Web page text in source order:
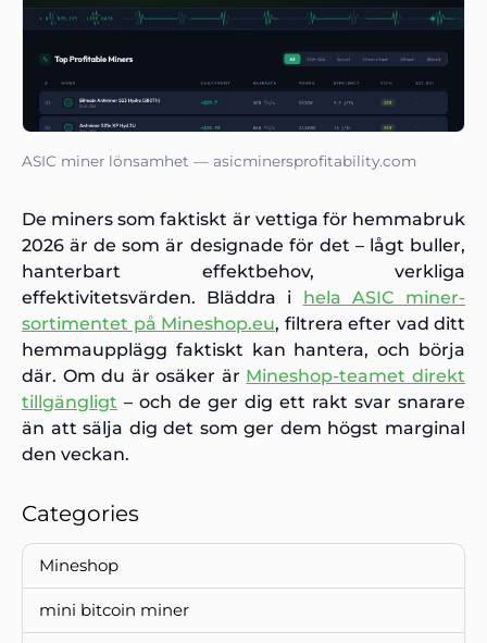
ASIC miner lönsamhet — asicminersprofitability.com
De miners som faktiskt är vettiga för hemmabruk
2026 är de som är designade för det – lågt buller,
hanterbart effektbehov, verkliga
effektivitetsvärden. Bläddra i hela ASIC miner-
sortimentet på Mineshop.eu, filtrera efter vad ditt
hemmaupplägg faktiskt kan hantera, och börja
där. Om du är osäker är Mineshop-teamet direkt
tillgängligt – och de ger dig ett rakt svar snarare
än att sälja dig det som ger dem högst marginal
den veckan.
Categories
Mineshop
mini bitcoin miner